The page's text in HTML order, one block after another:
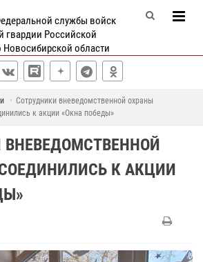
службы войск
гвардии Российской
области
Сотрудники вневедомственной охраны
к акции «Окна победы»
К АКЦИИ